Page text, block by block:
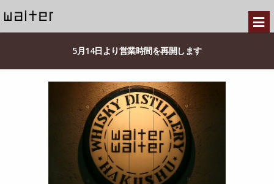
5月14日より営業時間を再開します